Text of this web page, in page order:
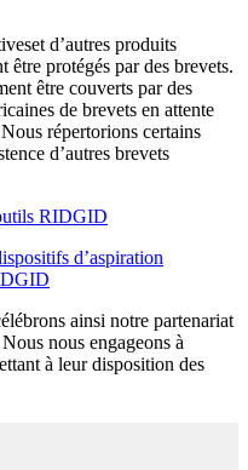
et d’autres produits
protégés par des brevets.
être couverts par des
de brevets en attente
répertorions certains
d’autres brevets
RIDGID
d’aspiration
ainsi notre partenariat
nous engageons à
à leur disposition des